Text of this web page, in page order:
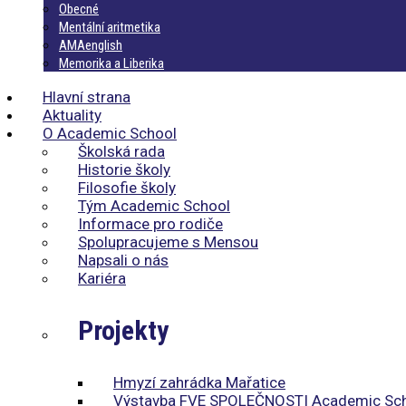
Obecné
Mentální aritmetika
AMAenglish
Memorika a Liberika
Hlavní strana
Aktuality
O Academic School
Školská rada
Historie školy
Filosofie školy
Tým Academic School
Informace pro rodiče
Spolupracujeme s Mensou
Napsali o nás
Kariéra
Projekty
Hmyzí zahrádka Mařatice
Výstavba FVE SPOLEČNOSTI Academic